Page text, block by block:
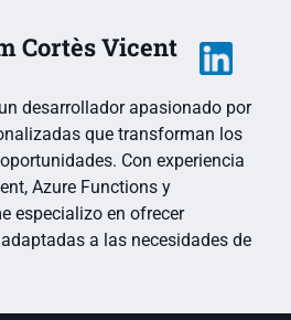
Cortès Vicent
desarrollador apasionado por
que transforman los
Con experiencia
Azure Functions y
especializo en ofrecer
a las necesidades de